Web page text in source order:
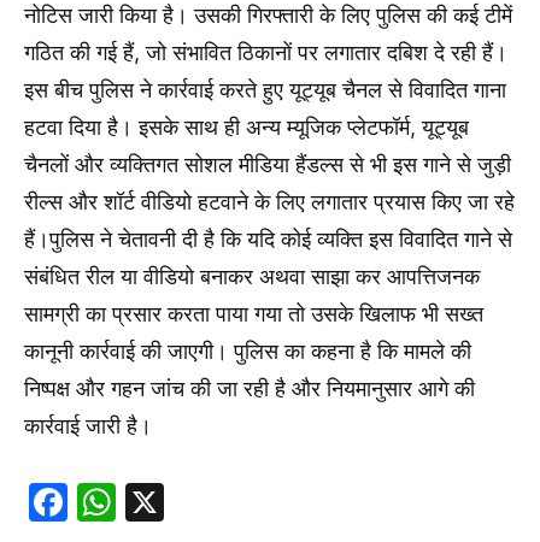
नोटिस जारी किया है। उसकी गिरफ्तारी के लिए पुलिस की कई टीमें
गठित की गई हैं, जो संभावित ठिकानों पर लगातार दबिश दे रही हैं।
इस बीच पुलिस ने कार्रवाई करते हुए यूट्यूब चैनल से विवादित गाना
हटवा दिया है। इसके साथ ही अन्य म्यूजिक प्लेटफॉर्म, यूट्यूब
चैनलों और व्यक्तिगत सोशल मीडिया हैंडल्स से भी इस गाने से जुड़ी
रील्स और शॉर्ट वीडियो हटवाने के लिए लगातार प्रयास किए जा रहे
हैं।पुलिस ने चेतावनी दी है कि यदि कोई व्यक्ति इस विवादित गाने से
संबंधित रील या वीडियो बनाकर अथवा साझा कर आपत्तिजनक
सामग्री का प्रसार करता पाया गया तो उसके खिलाफ भी सख्त
कानूनी कार्रवाई की जाएगी। पुलिस का कहना है कि मामले की
निष्पक्ष और गहन जांच की जा रही है और नियमानुसार आगे की
कार्रवाई जारी है।
Facebook
WhatsApp